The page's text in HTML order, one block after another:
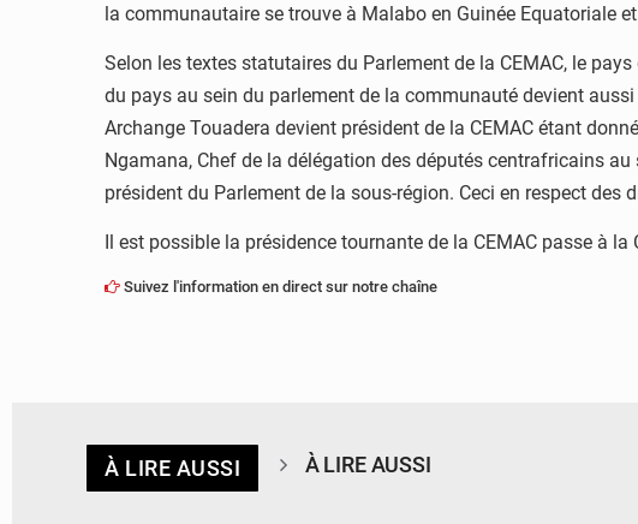
la communautaire se trouve à Malabo en Guinée Equatoriale
Selon les textes statutaires du Parlement de la CEMAC, le
du pays au sein du parlement de la communauté devient
Archange Touadera devient président de la CEMAC étant
Ngamana, Chef de la délégation des députés centrafricains
président du Parlement de la sous-région. Ceci en respect
Il est possible la présidence tournante de la CEMAC passe à
Suivez l'information en direct sur notre chaîne
À LIRE AUSSI À LIRE AUSSI